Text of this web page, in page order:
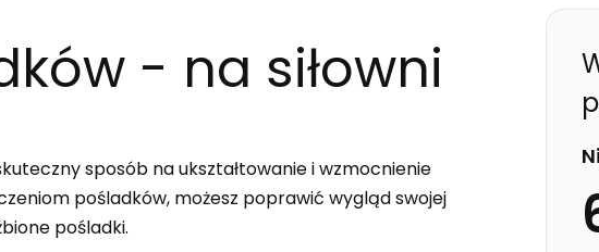
- na siłowni
sposób na ukształtowanie i wzmocnienie
pośladków, możesz poprawić wygląd swojej
pośladki.